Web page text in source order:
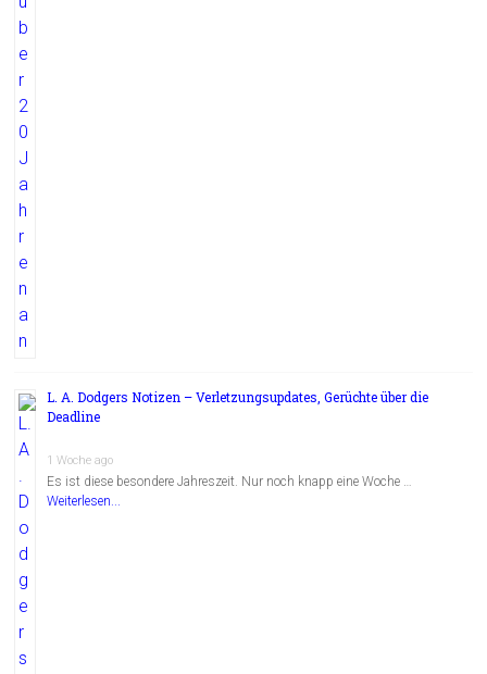
L. A. Dodgers Notizen – Verletzungsupdates, Gerüchte über die
Deadline
1 Woche ago
Es ist diese besondere Jahreszeit. Nur noch knapp eine Woche …
Weiterlesen...